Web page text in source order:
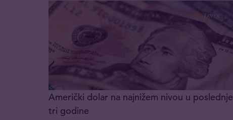
Američki dolar na najnižem nivou u poslednje
tri godine